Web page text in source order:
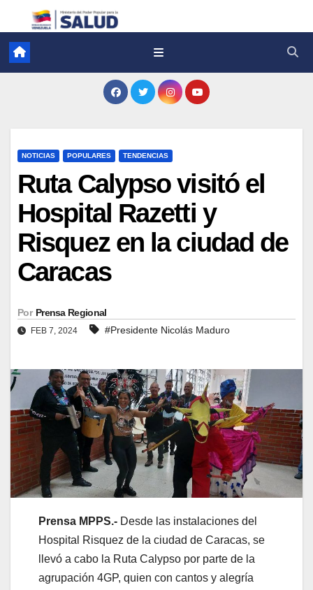
NOTICIAS POPULARES TENDENCIAS
Ruta Calypso visitó el
Hospital Razetti y
Risquez en la ciudad de
Caracas
Por Prensa Regional
FEB 7, 2024 #Presidente Nicolás Maduro
Prensa MPPS.- Desde las instalaciones del
Hospital Risquez de la ciudad de Caracas, se
llevó a cabo la Ruta Calypso por parte de la
agrupación 4GP, quien con cantos y alegría